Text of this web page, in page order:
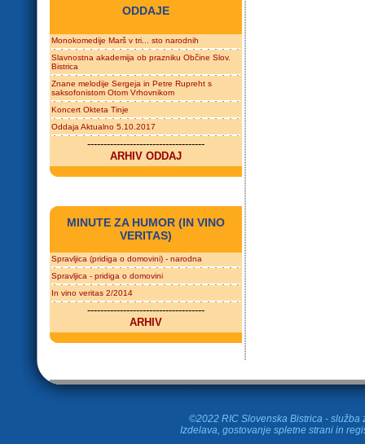
ODDAJE
Monokomedije Marš v tri... sto narodnih
Slavnostna akademija ob prazniku Občine Slov.
Bistrica
Znane melodije Sergeja in Petre Rupreht s
saksofonistom Otom Vrhovnikom
Koncert Okteta Tinje
Oddaja Aktualno 5.10.2017
------------------------------------
ARHIV ODDAJ
MINUTE ZA HUMOR (IN VINO
VERITAS)
Spravljica (pridiga o domovini) - narodna
Spravljica - pridiga o domovini
In vino veritas 2/2014
------------------------------------
ARHIV
©2022 RIC Slovenska Bistrica - služba
Izdelava, gostovanje spletne strani in